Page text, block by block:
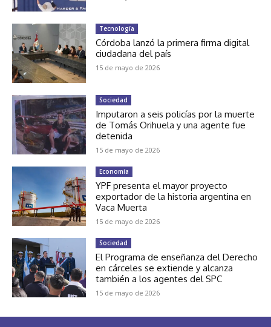
Tecnología
Córdoba lanzó la primera firma digital
ciudadana del país
15 de mayo de 2026
Sociedad
Imputaron a seis policías por la muerte
de Tomás Orihuela y una agente fue
detenida
15 de mayo de 2026
Economía
YPF presenta el mayor proyecto
exportador de la historia argentina en
Vaca Muerta
15 de mayo de 2026
Sociedad
El Programa de enseñanza del Derecho
en cárceles se extiende y alcanza
también a los agentes del SPC
15 de mayo de 2026